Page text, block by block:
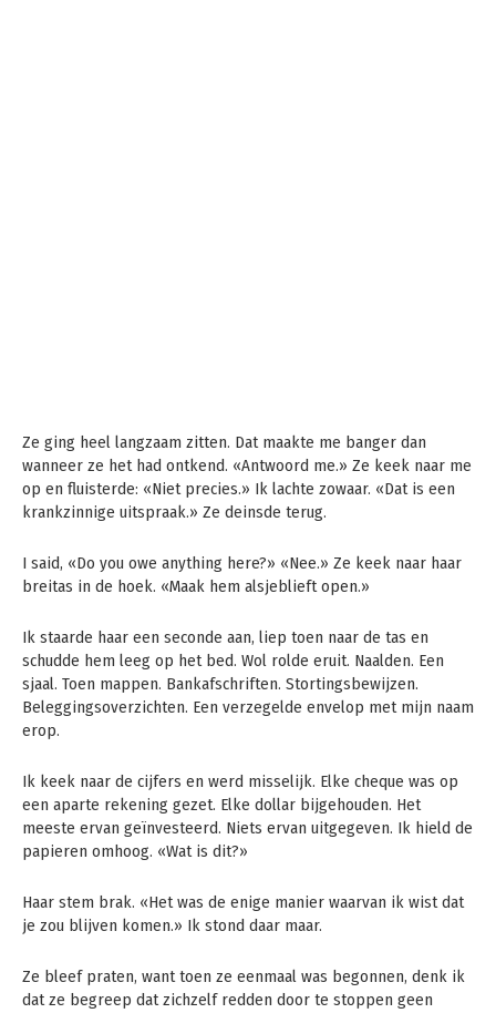
Ze ging heel langzaam zitten. Dat maakte me banger dan
wanneer ze het had ontkend. «Antwoord me.» Ze keek naar me
op en fluisterde: «Niet precies.» Ik lachte zowaar. «Dat is een
krankzinnige uitspraak.» Ze deinsde terug.
I said, «Do you owe anything here?» «Nee.» Ze keek naar haar
breitas in de hoek. «Maak hem alsjeblieft open.»
Ik staarde haar een seconde aan, liep toen naar de tas en
schudde hem leeg op het bed. Wol rolde eruit. Naalden. Een
sjaal. Toen mappen. Bankafschriften. Stortingsbewijzen.
Beleggingsoverzichten. Een verzegelde envelop met mijn naam
erop.
Ik keek naar de cijfers en werd misselijk. Elke cheque was op
een aparte rekening gezet. Elke dollar bijgehouden. Het
meeste ervan geïnvesteerd. Niets ervan uitgegeven. Ik hield de
papieren omhoog. «Wat is dit?»
Haar stem brak. «Het was de enige manier waarvan ik wist dat
je zou blijven komen.» Ik stond daar maar.
Ze bleef praten, want toen ze eenmaal was begonnen, denk ik
dat ze begreep dat zichzelf redden door te stoppen geen